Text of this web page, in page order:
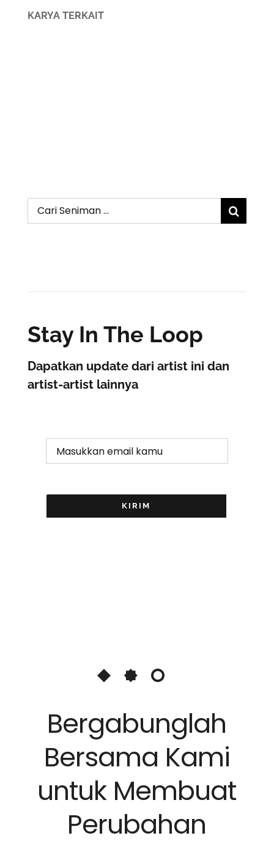
KARYA TERKAIT
Search
for:
Stay In The Loop
Dapatkan update dari artist ini dan
artist-artist lainnya
KIRIM
Bergabunglah
Bersama Kami
untuk Membuat
Perubahan